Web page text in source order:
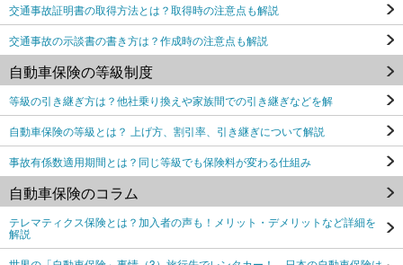
交通事故証明書の取得方法とは？取得時の注意点も解説
交通事故の示談書の書き方は？作成時の注意点も解説
自動車保険の等級制度
等級の引き継ぎ方は？他社乗り換えや家族間での引き継ぎなどを解
自動車保険の等級とは？ 上げ方、割引率、引き継ぎについて解説
事故有係数適用期間とは？同じ等級でも保険料が変わる仕組み
自動車保険のコラム
テレマティクス保険とは？加入者の声も！メリット・デメリットなど詳細を
解説